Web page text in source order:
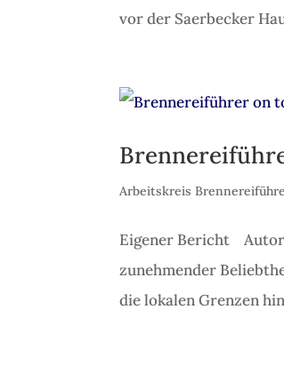
vor der Saerbecker
Arbeitskreis
Eigener Bericht Autor
zunehmender
die lokalen Grenzen